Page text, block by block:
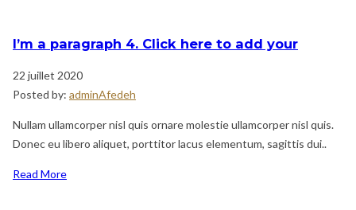
I’m a paragraph 4. Click here to add your
22 juillet 2020
Posted by: adminAfedeh
Nullam ullamcorper nisl quis ornare molestie ullamcorper nisl quis.
Donec eu libero aliquet, porttitor lacus elementum, sagittis dui..
Read More